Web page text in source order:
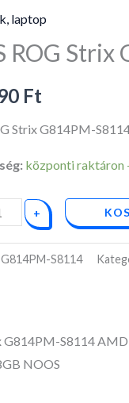
laptop
ROG
Ft
Strix G814PM-
központi raktáron
+
G814PM-S8114
G814PM-S8114
NOOS